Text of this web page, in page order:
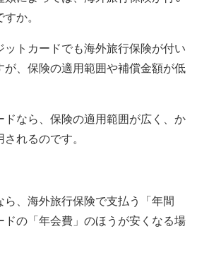
か。
ットカードでも海外旅行保険が付い
が、保険の適用範囲や補償金額が低
ドなら、保険の適用範囲が広く、か
れるのです。
ら、海外旅行保険で支払う「年間
ドの「年会費」のほうが安くなる場